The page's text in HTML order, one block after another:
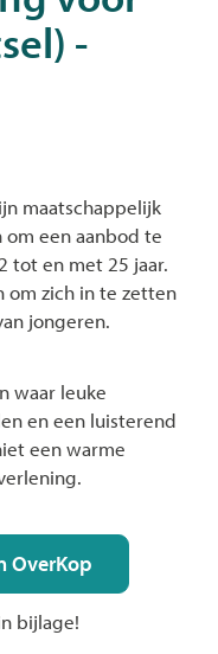
-
maatschappelijk
een aanbod te
tot en met 25 jaar.
om zich in te zetten
jongeren.
waar leuke
en een luisterend
een warme
OverKop
bijlage!